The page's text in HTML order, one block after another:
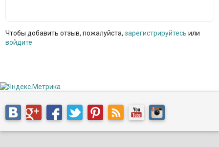
Чтобы добавить отзыв, пожалуйста, зарегистрируйтесь или
войдите